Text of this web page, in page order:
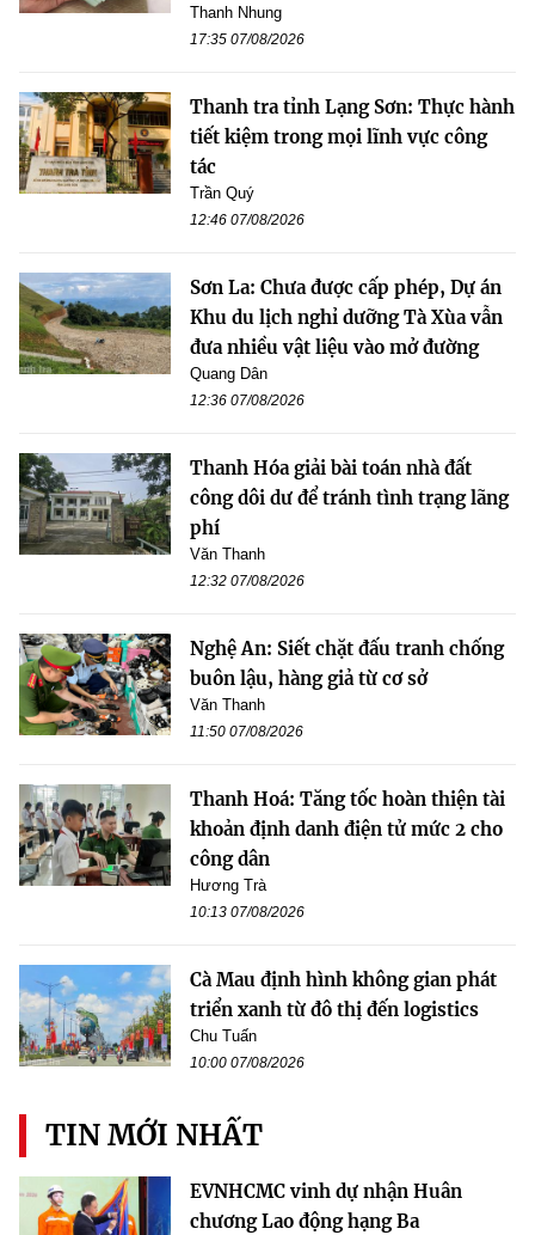
Thanh Nhung
17:35 07/08/2026
Thanh tra tỉnh Lạng Sơn: Thực hành
tiết kiệm trong mọi lĩnh vực công
tác
Trần Quý
12:46 07/08/2026
Sơn La: Chưa được cấp phép, Dự án
Khu du lịch nghỉ dưỡng Tà Xùa vẫn
đưa nhiều vật liệu vào mở đường
Quang Dân
12:36 07/08/2026
Thanh Hóa giải bài toán nhà đất
công dôi dư để tránh tình trạng lãng
phí
Văn Thanh
12:32 07/08/2026
Nghệ An: Siết chặt đấu tranh chống
buôn lậu, hàng giả từ cơ sở
Văn Thanh
11:50 07/08/2026
Thanh Hoá: Tăng tốc hoàn thiện tài
khoản định danh điện tử mức 2 cho
công dân
Hương Trà
10:13 07/08/2026
Cà Mau định hình không gian phát
triển xanh từ đô thị đến logistics
Chu Tuấn
10:00 07/08/2026
TIN MỚI NHẤT
EVNHCMC vinh dự nhận Huân
chương Lao động hạng Ba